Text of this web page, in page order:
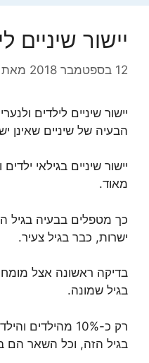
יישור שיניים
12 בספטמבר 2018 מאת
יישור שיניים לילדים
הבעיה של שיניים שאינן
יישור שיניים בגילאי
מאוד.
כך מטפלים בבעיה בגיל
ישרות, כבר בגיל צעיר.
בדיקה ראשונה אצל
בגיל שמונה.
רק כ-10%
בגיל הזה, וכל השאר הם